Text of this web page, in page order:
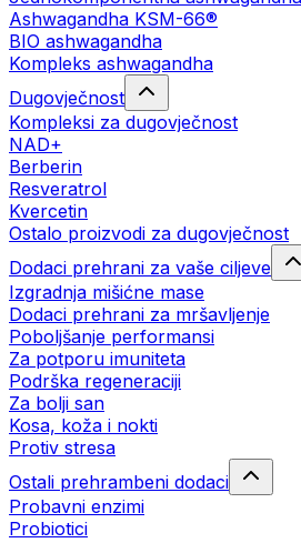
Ashwagandha KSM-66®
BIO ashwagandha
Kompleks ashwagandha
Dugovječnost
Kompleksi za dugovječnost
NAD+
Berberin
Resveratrol
Kvercetin
Ostalo proizvodi za dugovječnost
Dodaci prehrani za vaše ciljeve
Izgradnja mišićne mase
Dodaci prehrani za mršavljenje
Poboljšanje performansi
Za potporu imuniteta
Podrška regeneraciji
Za bolji san
Kosa, koža i nokti
Protiv stresa
Ostali prehrambeni dodaci
Probavni enzimi
Probiotici